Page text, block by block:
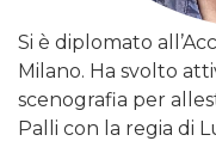
Si è diplomato
Milano. Ha svolto
scenografia per
Palli con la regia di